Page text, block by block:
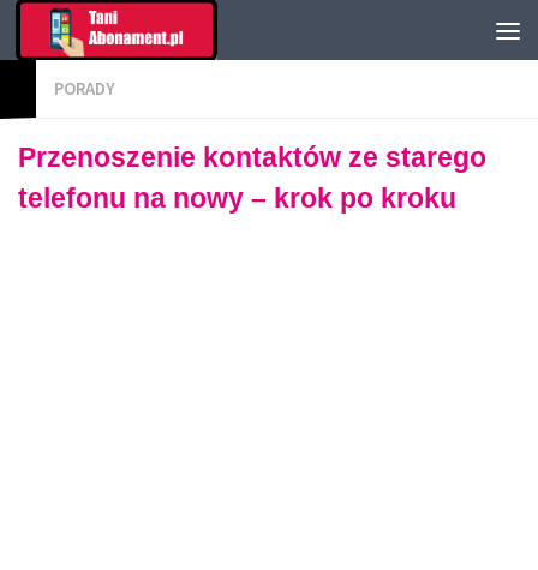
PORADY
Przenoszenie kontaktów ze starego
telefonu na nowy – krok po kroku